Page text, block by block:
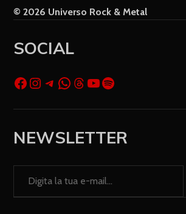
© 2026 Universo Rock & Metal
SOCIAL
NEWSLETTER